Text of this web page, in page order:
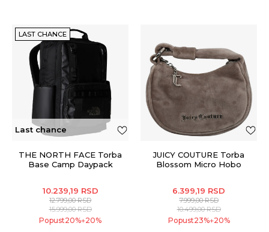
LAST CHANCE
Last chance
THE NORTH FACE Torba
Base Camp Daypack
10.239,19 RSD
12.799,00RSD
15.999,00RSD
Popust20%+20%
JUICY COUTURE Torba
Blossom Micro Hobo
6.399,19 RSD
7.999,00RSD
10.499,00RSD
Popust23%+20%